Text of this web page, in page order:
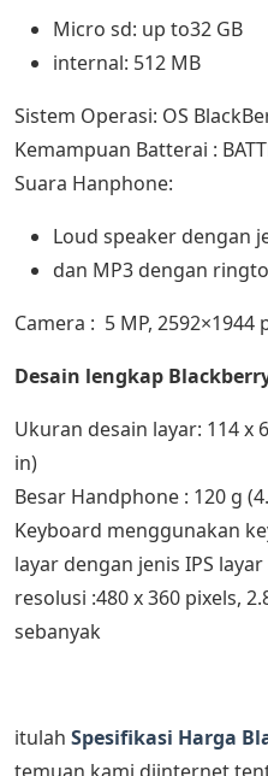
Micro sd: up to32 GB
internal: 512 MB
Sistem Operasi: OS
Kemampuan Batterai :
Suara Hanphone:
Loud speaker dengan
dan MP3 dengan
Camera : 5 MP, 2592×1944
Desain lengkap
Ukuran desain layar: 114 x
in)
Besar Handphone : 120 g
Keyboard menggunakan
layar dengan jenis IPS
resolusi :480 x 360 pixels,
sebanyak
itulah Spesifikasi Harga
temuan kami diinternet